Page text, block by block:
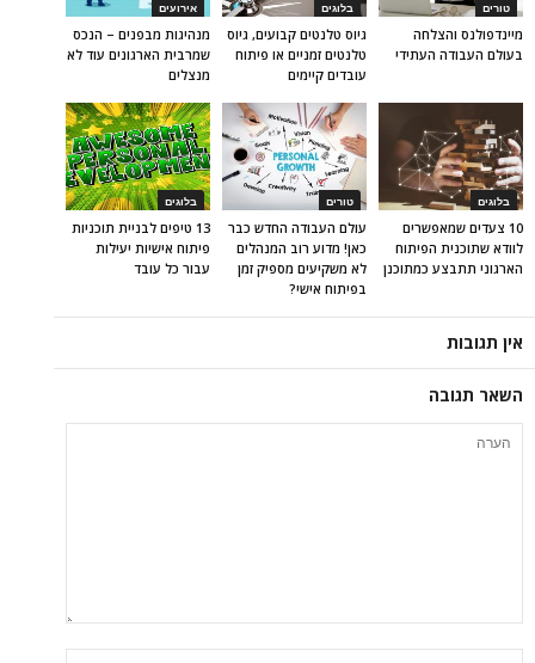
אירועים
מנהיגות מבפנים – הנכס
שמרבית הארגונים עוד לא
מנצלים
בלוגים
גיוס טלנטים קבועים, גיוס
טלנטים זמניים או פיתוח
עובדים קיימים
טורים
מיינדפולנס והצלחה
בעולם העבודה העתידי
בלוגים
13 טיפים לבניית תוכניות
פיתוח אישיות יעילות
עבור כל עובד
טורים
עולם העבודה החדש כבר
כאן! מדוע רוב המנהלים
לא משקיעים מספיק זמן
בפיתוח אישי?
בלוגים
10 צעדים שמאפשרים
לוודא שתוכנית הפיתוח
הארגוני תתבצע כמתוכנן
אין תגובות
השאר תגובה